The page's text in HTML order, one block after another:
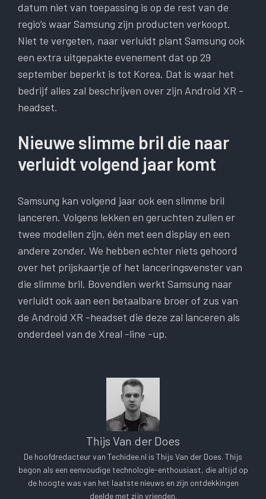
datum niet van toepassing is op de rest van de
regio’s waar Samsung zijn producten verkoopt.
Niet te vergeten, naar verluidt plant Samsung ook
een extra uitgepakte evenement dat op 29
september beperkt is tot Korea. Dat is waar het
bedrijf alles zal beschrijven over zijn Android XR -
headset.
Nieuwe slimme bril die naar
verluidt volgend jaar komt
Samsung kan volgend jaar ook een slimme bril
lanceren. Volgens lekken en geruchten zullen er
twee modellen zijn, één met een display en een
andere zonder. We hebben echter niets gehoord
over het prijskaartje of het lanceringsvenster van
die slimme bril. Bovendien werkt Samsung naar
verluidt ook aan een betaalbare broer of zus van
de Android XR -headset die deze zal lanceren als
onderdeel van de Xreal -line -up.
Thijs Van der Does
De hoofdredacteur van Techidee.nl is Thijs Van der Does. Thijs
begon als een eenvoudige technologie-enthousiast, die altijd op
de hoogte was van het laatste nieuws en zijn ontdekkingen
deelde met zijn vrienden.